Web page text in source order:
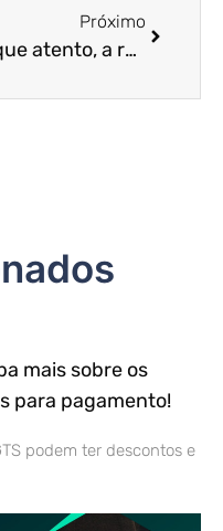
Próximo
Fique atento, a reforma tributária pode piorar a situação atual.
mais sobre os
para pagamento!
podem ter descontos e